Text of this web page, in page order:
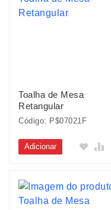
Toalha de Mesa
Retangular
Código: P$07021F
Adicionar